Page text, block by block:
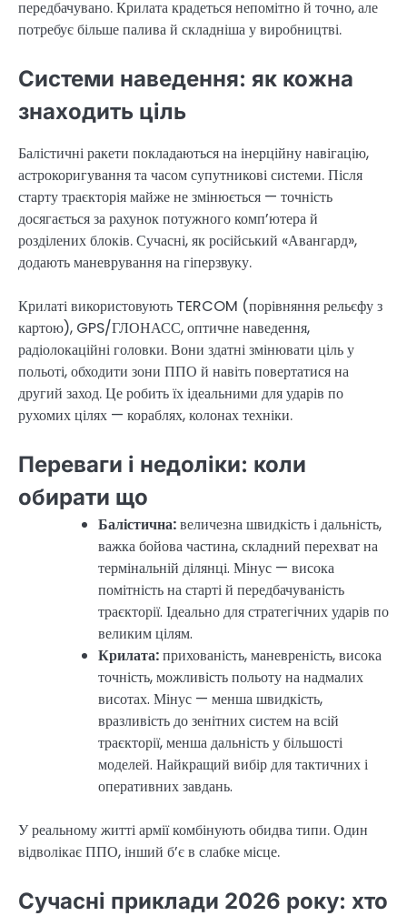
передбачувано. Крилата крадеться непомітно й точно, але
потребує більше палива й складніша у виробництві.
Системи наведення: як кожна
знаходить ціль
Балістичні ракети покладаються на інерційну навігацію,
астрокоригування та часом супутникові системи. Після
старту траєкторія майже не змінюється — точність
досягається за рахунок потужного комп’ютера й
розділених блоків. Сучасні, як російський «Авангард»,
додають маневрування на гіперзвуку.
Крилаті використовують TERCOM (порівняння рельєфу з
картою), GPS/ГЛОНАСС, оптичне наведення,
радіолокаційні головки. Вони здатні змінювати ціль у
польоті, обходити зони ППО й навіть повертатися на
другий заход. Це робить їх ідеальними для ударів по
рухомих цілях — кораблях, колонах техніки.
Переваги і недоліки: коли
обирати що
Балістична:величезна швидкість і дальність,
важка бойова частина, складний перехват на
термінальній ділянці. Мінус — висока
помітність на старті й передбачуваність
траєкторії. Ідеально для стратегічних ударів по
великим цілям.
Крилата:прихованість, маневреність, висока
точність, можливість польоту на надмалих
висотах. Мінус — менша швидкість,
вразливість до зенітних систем на всій
траєкторії, менша дальність у більшості
моделей. Найкращий вибір для тактичних і
оперативних завдань.
У реальному житті армії комбінують обидва типи. Один
відволікає ППО, інший б’є в слабке місце.
Сучасні приклади 2026 року: хто